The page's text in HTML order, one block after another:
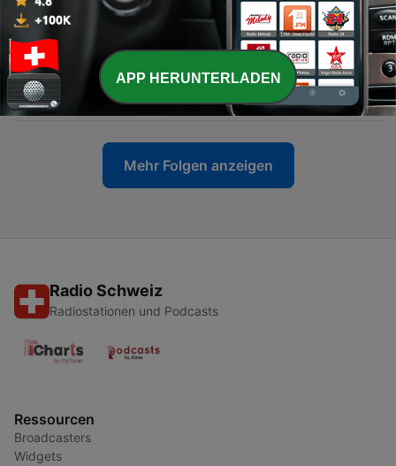
875 - L'Heure des Pros 2 (Émission du 08/07/2026)
08 Jul. 2026
874 - L'Heure des Pros 2 (Émission du 07/07/2026)
07 Jul. 2026
Mehr Folgen anzeigen
Radio Schweiz
Radiostationen und Podcasts
Ressourcen
Broadcasters
Widgets
APP HERUNTERLADEN